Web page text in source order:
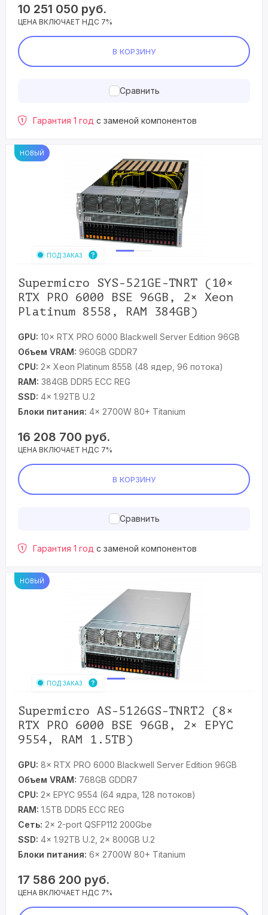
10 251 050 руб.
ЦЕНА ВКЛЮЧАЕТ НДС 7%
В КОРЗИНУ
Сравнить
Гарантия 1 год с заменой компонентов
НОВЫЙ
ПОД ЗАКАЗ
Supermicro SYS-521GE-TNRT (10×
RTX PRO 6000 BSE 96GB, 2× Xeon
Platinum 8558, RAM 384GB)
GPU: 10× RTX PRO 6000 Blackwell Server Edition 96GB
Объем VRAM: 960GB GDDR7
CPU: 2× Xeon Platinum 8558 (48 ядер, 96 потока)
RAM: 384GB DDR5 ECC REG
SSD: 4x 1.92TB U.2
Блоки питания: 4× 2700W 80+ Titanium
16 208 700 руб.
ЦЕНА ВКЛЮЧАЕТ НДС 7%
В КОРЗИНУ
Сравнить
Гарантия 1 год с заменой компонентов
НОВЫЙ
ПОД ЗАКАЗ
Supermicro AS-5126GS-TNRT2 (8×
RTX PRO 6000 BSE 96GB, 2× EPYC
9554, RAM 1.5TB)
GPU: 8× RTX PRO 6000 Blackwell Server Edition 96GB
Объем VRAM: 768GB GDDR7
CPU: 2× EPYC 9554 (64 ядра, 128 потоков)
RAM: 1.5TB DDR5 ECC REG
Сеть: 2× 2-port QSFP112 200Gbe
SSD: 4× 1.92TB U.2, 2× 800GB U.2
Блоки питания: 6× 2700W 80+ Titanium
17 586 200 руб.
ЦЕНА ВКЛЮЧАЕТ НДС 7%